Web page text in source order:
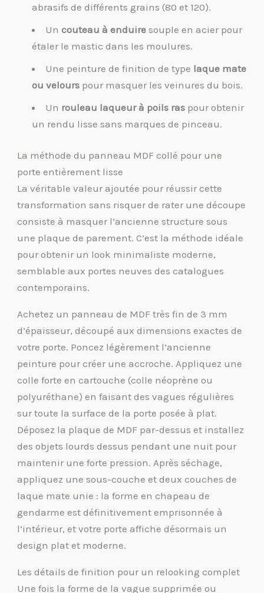
abrasifs de différents grains (80 et 120).
Uncouteau à enduire souple en acier pour
étaler le mastic dans les moulures.
Une peinture de finition de type laque mate
ou velours pour masquer les veinures du bois.
Un rouleau laqueur à poils ras pour obtenir
un rendu lisse sans marques de pinceau.
La méthode du panneau MDF collé pour une
porte entièrement lisse
La véritable valeur ajoutée pour réussir cette
transformation sans risquer de rater une découpe
consiste à masquer l’ancienne structure sous
une plaque de parement. C’est la méthode idéale
pour obtenir un look minimaliste moderne,
semblable aux portes neuves des catalogues
contemporains.
Achetez un panneau de MDF très fin de 3 mm
d’épaisseur, découpé aux dimensions exactes de
votre porte. Poncez légèrement l’ancienne
peinture pour créer une accroche. Appliquez une
colle forte en cartouche (colle néoprène ou
polyuréthane) en faisant des vagues régulières
sur toute la surface de la porte posée à plat.
Déposez la plaque de MDF par-dessus et installez
des objets lourds dessus pendant une nuit pour
maintenir une forte pression. Après séchage,
appliquez une sous-couche et deux couches de
laque mate unie : la forme en chapeau de
gendarme est définitivement emprisonnée à
l’intérieur, et votre porte affiche désormais un
design plat et moderne.
Les détails de finition pour un relooking complet
Une fois la forme de la vague supprimée ou